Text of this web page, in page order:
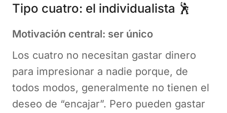
Tipo cuatro: el individualista 🕺
Motivación central: ser único
Los cuatro no necesitan gastar dinero
para impresionar a nadie porque, de
todos modos, generalmente no tienen el
deseo de “encajar”. Pero pueden gastar